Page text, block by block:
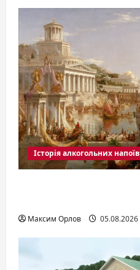
Історія алкогольних напоїв
Максим Орлов 05.08.2026